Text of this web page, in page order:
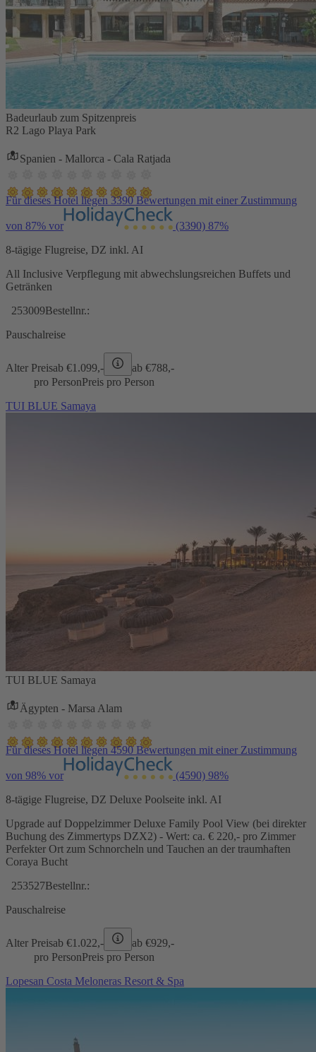
Badeurlaub zum Spitzenpreis
R2 Lago Playa Park
Spanien - Mallorca - Cala Ratjada
Für dieses Hotel liegen 3390 Bewertungen mit einer Zustimmung
von 87% vor (3390) 87%
8-tägige Flugreise, DZ inkl. AI
All Inclusive Verpflegung mit abwechslungsreichen Buffets und
Getränken
253009Bestellnr.:
Pauschalreise
Alter Preisab €1.099,- ab €788,-
pro PersonPreis pro Person
TUI BLUE Samaya
TUI BLUE Samaya
Ägypten - Marsa Alam
Für dieses Hotel liegen 4590 Bewertungen mit einer Zustimmung
von 98% vor (4590) 98%
8-tägige Flugreise, DZ Deluxe Poolseite inkl. AI
Upgrade auf Doppelzimmer Deluxe Family Pool View (bei direkter
Buchung des Zimmertyps DZX2) - Wert: ca. € 220,- pro Zimmer
Perfekter Ort zum Schnorcheln und Tauchen an der traumhaften
Coraya Bucht
253527Bestellnr.:
Pauschalreise
Alter Preisab €1.022,- ab €929,-
pro PersonPreis pro Person
Lopesan Costa Meloneras Resort & Spa